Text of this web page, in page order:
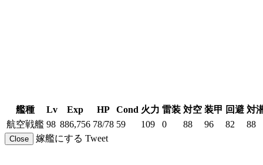
艦種 Lv Exp HP Cond 火力 雷装 対空 装甲 回避 対
航空戦艦 98 886,756 78/78 59 109 0 88 96 82 88
Close 嫁艦にする Tweet